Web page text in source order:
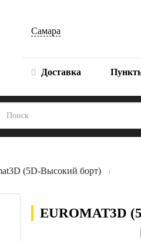
Самара
Доставка
(5D-Высокий борт)